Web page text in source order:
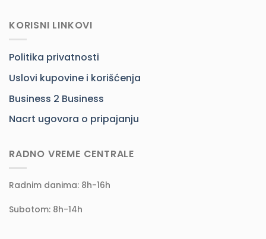
KORISNI LINKOVI
Politika privatnosti
Uslovi kupovine i korišćenja
Business 2 Business
Nacrt ugovora o pripajanju
RADNO VREME CENTRALE
Radnim danima: 8h-16h
Subotom: 8h-14h